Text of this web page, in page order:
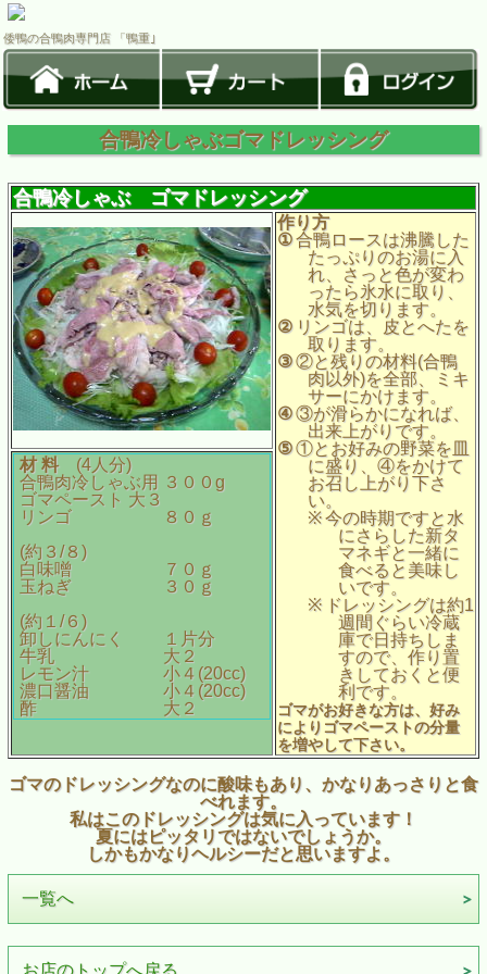
倭鴨の合鴨肉専門店 「鴨重｣
合鴨冷しゃぶゴマドレッシング
合鴨冷しゃぶ ゴマドレッシング
作り方
①合鴨ロースは沸騰した
たっぷりのお湯に入
れ、さっと色が変わ
ったら氷水に取り、
水気を切ります。
② リンゴは、皮とへたを
取ります。
③②と残りの材料(合鴨
肉以外)を全部、ミキ
サーにかけます。
④③が滑らかになれば、
出来上がりです。
⑤①とお好みの野菜を皿
に盛り、④をかけて
お召し上がり下さ
い。
※今の時期ですと水
にさらした新タ
マネギと一緒に
食べると美味し
いです。
※ ドレッシングは約1
週間ぐらい冷蔵
庫で日持ちしま
すので、作り置
きしておくと便
利です。
ゴマがお好きな方は、好み
によりゴマペーストの分量
を増やして下さい。
材 料 (4 人分)
合鴨肉冷しゃぶ用
３００g
ゴマペースト 大３
リンゴ ８０ｇ
(約３/８)
白味噌 ７０ｇ
玉ねぎ ３０ｇ
(約 １/６)
卸しにんにく １片分
牛乳 大２
レモン汁 小４ (20cc)
濃口醤油 小４ (20cc)
酢 大２
ゴマのドレッシングなのに酸味もあり、かなりあっさりと食
べれます。
私はこのドレッシングは気に入っています！
夏にはピッタリではないでしょうか。
しかもかなりヘルシーだと思いますよ。
一覧へ